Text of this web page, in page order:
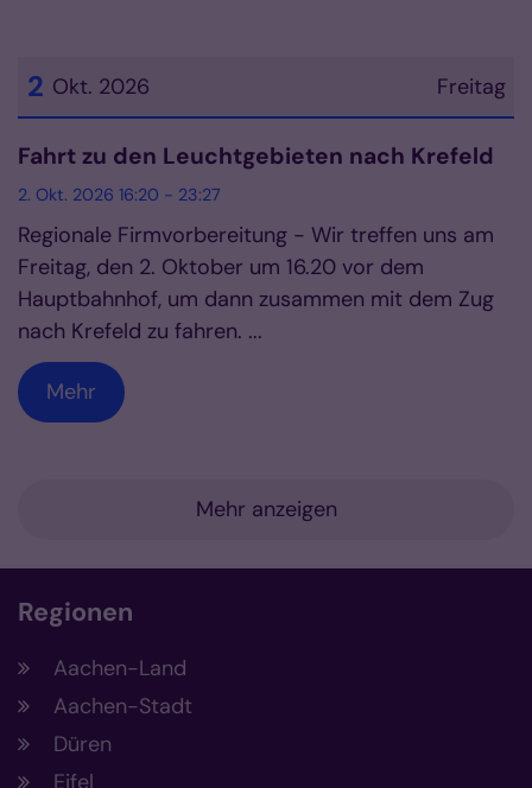
Freitag
2 Okt. 2026
Datum: 2. Oktober 2026
Fahrt zu den Leuchtgebieten nach Krefeld
2. Okt. 2026 16:20 - 23:27
Regionale Firmvorbereitung - Wir treffen uns am
Freitag, den 2. Oktober um 16.20 vor dem
Hauptbahnhof, um dann zusammen mit dem Zug
nach Krefeld zu fahren. ...
Mehr
Mehr anzeigen
Regionen
Aachen-Land
Aachen-Stadt
Düren
Eifel